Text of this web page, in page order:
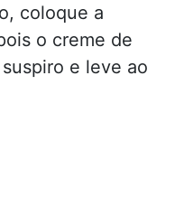
coloque a
o creme de
e leve ao